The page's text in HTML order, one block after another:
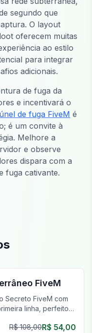
segundo que
O layout
oferecem muitas
ao estilo
para integrar
adicionais.
de fuga da
e incentivará o
de fuga FiveM é
é um convite à
Melhore a
e observe
dispara com a
fuga cativante.
FiveM
Secreto FiveM com
linha, perfeitos
R$ 108,00R$ 54,00